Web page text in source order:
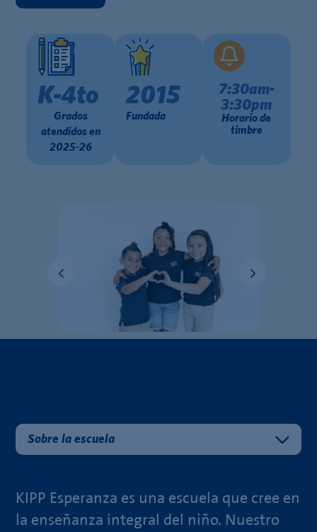
Grados
atendidos en
2025-26
K-4to
Fundada
2015
Horario de
timbre
7:30am-
3:30pm
Sobre la escuela
KIPP Esperanza es una escuela que cree en
la enseñanza integral del niño. Nuestro